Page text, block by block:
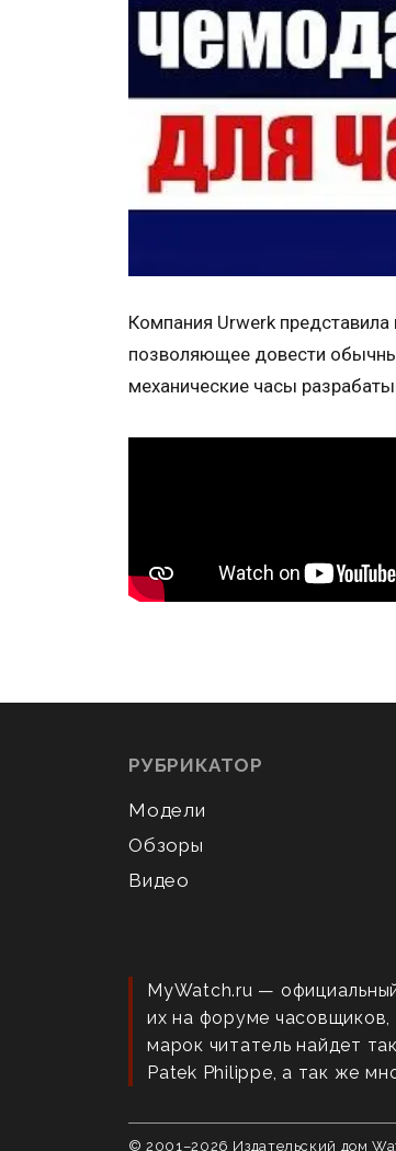
Компания Urwerk представила
позволяющее довести
механические часы
РУБРИКАТОР
Модели
Обзоры
Видео
MyWatch.ru —
их на форуме
марок читатель найдет
Patek Philippe, а так же
© 2001–2026 Издательский дом